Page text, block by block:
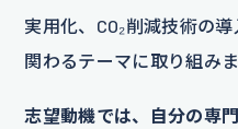
実用化、CO₂削減技術の
関わるテーマに取り組みま
志望動機では、自分の専